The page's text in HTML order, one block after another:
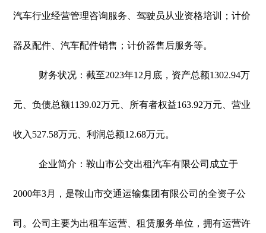
汽车行业经营管理咨询服务、驾驶员从业资格培训；计价
器及配件、汽车配件销售；计价器售后服务等。
财务状况：截至2023年12月底，资产总额1302.94万
元、负债总额1139.02万元、所有者权益163.92万元、营业
收入527.58万元、利润总额12.68万元。
企业简介：鞍山市公交出租汽车有限公司成立于
2000年3月，是鞍山市交通运输集团有限公司的全资子公
司。公司主要为出租车运营、租赁服务单位，拥有运营许